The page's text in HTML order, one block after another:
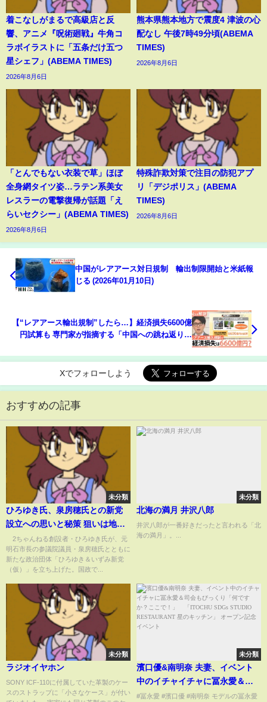
着こなしがまるで高級店と反
響、アニメ『呪術廻戦』牛角コ
ラボイラストに「五条だけ五つ
星シェフ」(ABEMA TIMES)
2026年8月6日
熊本県熊本地方で震度4 津波の心
配なし 午後7時49分頃(ABEMA
TIMES)
2026年8月6日
「とんでもない衣装で草」ほぼ
全身網タイツ姿…ラテン系美女
レスラーの電撃復帰が話題「え
らいセクシー」(ABEMA TIMES)
2026年8月6日
特殊詐欺対策で注目の防犯アプ
リ「デジポリス」(ABEMA
TIMES)
2026年8月6日
中国がレアアース対日規制 輸出制限開始と米紙報
じる (2026年01月10日)
【“レアアース輸出規制”したら…】経済損失6600億
円試算も 専門家が指摘する「中国への跳ね返り」
Xでフォローしよう
おすすめの記事
未分類
ひろゆき氏、泉房穂氏との新党
設立への思いと秘策 狙いは地方
の首長一本「公約違反したら給
料を差し押さえる」候補者選び
に“審査委員会”構想(ABEMA
2ちゃんねる創設者・ひろゆき氏が、元
明石市長の参議院議員・泉房穂氏とともに
新たな政治団体「ひろゆき＆いずみ新党
（仮）」を立ち上げた。国政で...
未分類
北海の満月 井沢八郎
井沢八郎が一番好きだったと言われる「北
海の満月」。...
未分類
ラジオイヤホン
SONY ICF-110に付属していた革製のケー
スのストラップに「小さなケース」が付い
未分類
濱口優&南明奈 夫妻、イベント
中のイチャイチャに冨永愛＆司
会もびっくり「何ですか？ここ
#冨永愛 #濱口優 #南明奈 モデルの冨永愛